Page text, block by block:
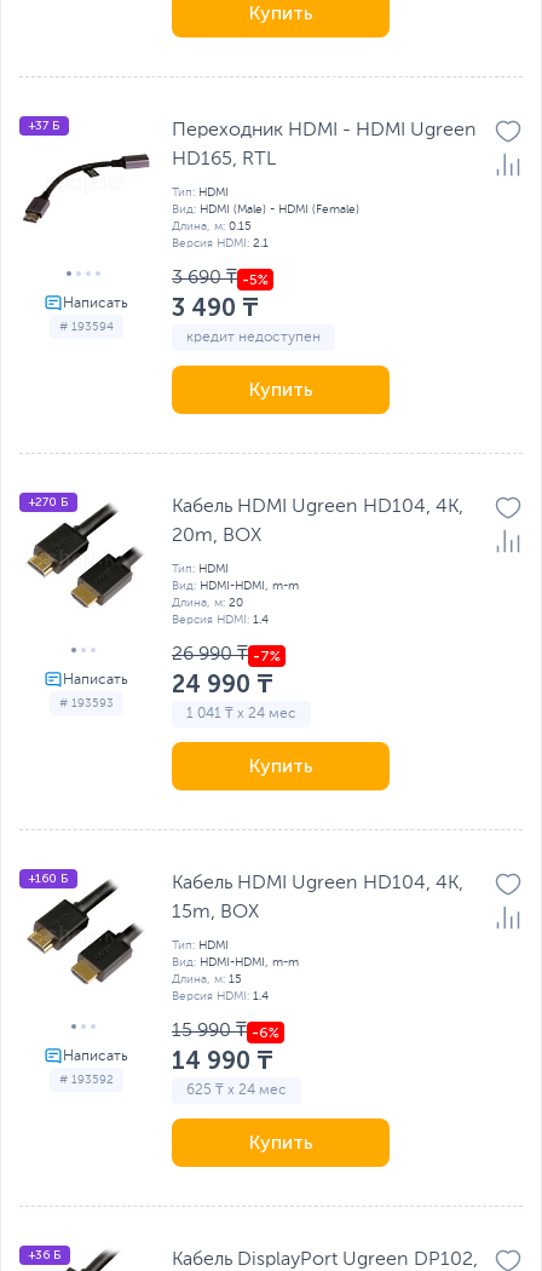
Купить
# 193594
+37 Б
Переходник HDMI - HDMI Ugreen
HD165, RTL
Тип: HDMI
Вид: HDMI (Male) - HDMI (Female)
Длина, м: 0.15
Версия HDMI: 2.1
3 690 ₸
3 490 ₸
кредит недоступен
Купить
# 193593
+270 Б
Кабель HDMI Ugreen HD104, 4K,
20m, BOX
Тип: HDMI
Вид: HDMI-HDMI, m-m
Длина, м: 20
Версия HDMI: 1.4
26 990 ₸
24 990 ₸
1 041 ₸ x 24 мес
Купить
# 193592
+160 Б
Кабель HDMI Ugreen HD104, 4K,
15m, BOX
Тип: HDMI
Вид: HDMI-HDMI, m-m
Длина, м: 15
Версия HDMI: 1.4
15 990 ₸
14 990 ₸
625 ₸ x 24 мес
Купить
+36 Б
Кабель DisplayPort Ugreen DP102,